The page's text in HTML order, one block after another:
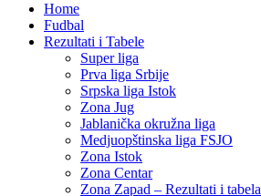
Home
Fudbal
Rezultati i Tabele
Super liga
Prva liga Srbije
Srpska liga Istok
Zona Jug
Jablanička okružna liga
Medjuopštinska liga FSJO
Zona Istok
Zona Centar
Zona Zapad – Rezultati i tabela